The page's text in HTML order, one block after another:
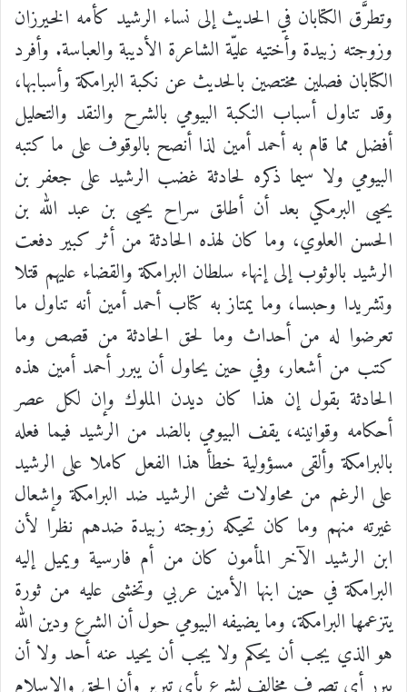
وتطرَّق الكتابان في الحديث إلى نساء الرشيد كأمه الخيرزان
وزوجته زبيدة وأختيه عليّة الشاعرة الأديبة والعباسة. وأفرد
الكتابان فصلين مختصين بالحديث عن نكبة البرامكة وأسبابها،
وقد تناول أسباب النكبة البيومي بالشرح والنقد والتحليل
أفضل مما قام به أحمد أمين لذا أنصح بالوقوف على ما كتبه
البيومي ولا سيما ذكره لحادثة غضب الرشيد على جعفر بن
يحيى البرمكي بعد أن أطلق سراح يحيى بن عبد الله بن
الحسن العلوي، وما كان لهذه الحادثة من أثر كبير دفعت
الرشيد بالوثوب إلى إنهاء سلطان البرامكة والقضاء عليهم قتلا
وتشريدا وحبسا، وما يمتاز به كتاب أحمد أمين أنه تناول ما
تعرضوا له من أحداث وما لحق الحادثة من قصص وما
كتب من أشعار، وفي حين يحاول أن يبرر أحمد أمين هذه
الحادثة بقول إن هذا كان ديدن الملوك وإن لكل عصر
أحكامه وقوانينه، يقف البيومي بالضد من الرشيد فيما فعله
بالبرامكة وألقى مسؤولية خطأ هذا الفعل كاملا على الرشيد
على الرغم من محاولات شحن الرشيد ضد البرامكة وإشعال
غيرته منهم وما كان تحيكه زوجته زبيدة ضدهم نظرا لأن
ابن الرشيد الآخر المأمون كان من أم فارسية ويميل إليه
البرامكة في حين ابنها الأمين عربي وتخشى عليه من ثورة
يتزعمها البرامكة، وما يضيفه البيومي حول أن الشرع ودين الله
هو الذي يجب أن يحكم ولا يجب أن يحيد عنه أحد ولا أن